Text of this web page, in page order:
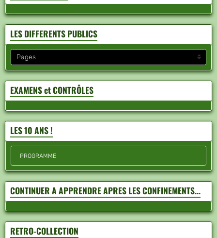
LES DIFFERENTS PUBLICS
EXAMENS et CONTRÔLES
LES 10 ANS !
PROGRAMME
CONTINUER A APPRENDRE APRES LES CONFINEMENTS...
RETRO-COLLECTION